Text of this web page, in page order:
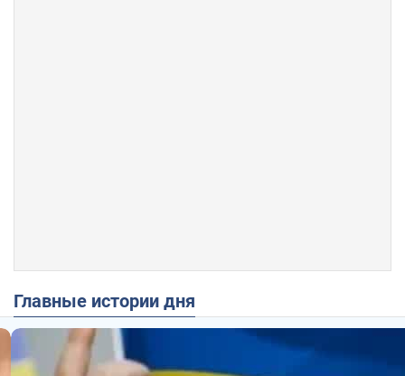
Главные истории дня